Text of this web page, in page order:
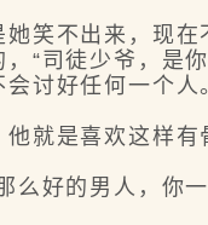
不出来，现在
“司徒少爷，
讨好任何一个人
就是喜欢这样有
好的男人，你一